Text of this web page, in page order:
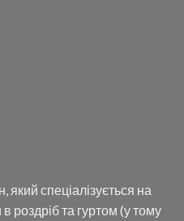
який спеціалізується на
роздріб та гуртом (у тому